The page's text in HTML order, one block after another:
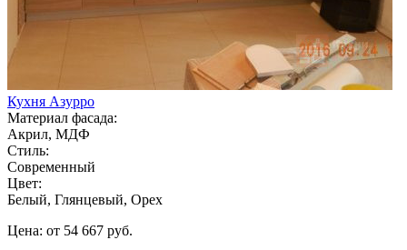
Кухня Азурро
Материал фасада:
Акрил, МДФ
Стиль:
Современный
Цвет:
Белый, Глянцевый, Орех
Цена: от 54 667 руб.